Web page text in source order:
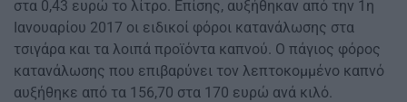
στα 0,43 ευρώ το λίτρο. Επίσης, αυξήθηκαν από την 1η
Ιανουαρίου 2017 οι ειδικοί φόροι κατανάλωσης στα
τσιγάρα και τα λοιπά προϊόντα καπνού. Ο πάγιος φόρος
κατανάλωσης που επιβαρύνει τον λεπτοκομμένο καπνό
αυξήθηκε από τα 156,70 στα 170 ευρώ ανά κιλό.